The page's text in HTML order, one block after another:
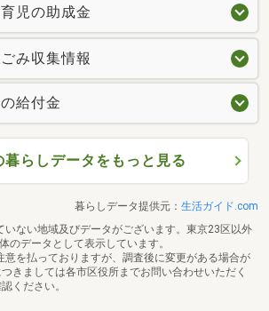
児の助成金
み収集情報
給付金
暮らしデータをもっと見る
暮らしデータ提供元： 生活ガイド.com
いない地域及びデータがございます。東京23区以外
のデータとして表示しています。
意を払っておりますが、調査後に変更がある場合が
きましては各市区役所までお問い合わせいただく
ください。